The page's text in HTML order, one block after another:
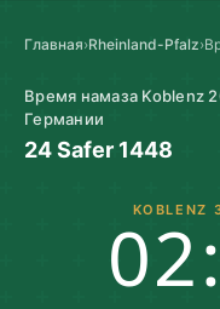
Главная›Rheinland-Pfalz›
Время намаза Koblenz
Германии
24 Safer 1448